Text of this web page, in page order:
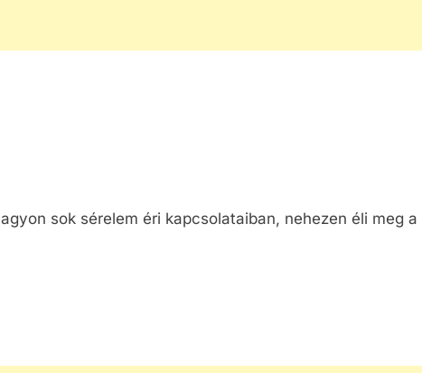
sok sérelem éri kapcsolataiban, nehezen éli meg a